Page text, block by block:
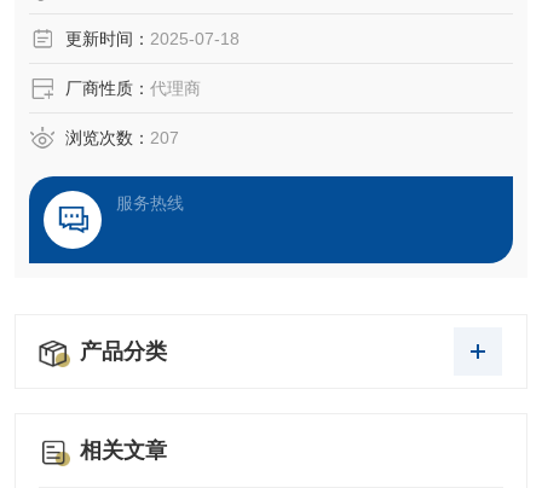
程中的高可靠性和成本效益：故障可在早期阶段被检测到，
更新时间： 2025-07-18
厂商性质： 代理商
浏览次数： 207
服务热线
产品分类
相关文章